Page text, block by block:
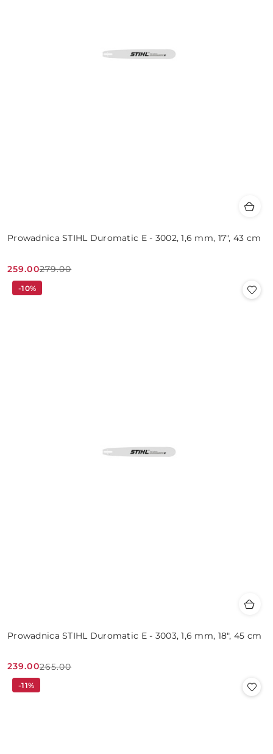
Prowadnica STIHL Duromatic E - 3002, 1,6 mm, 17", 43 cm
Cena
promocyjna:
259.00
Cena
przed
279.00
Prowadnica STIHL Duromatic E - 3003, 1,6 mm, 18", 45 cm
Cena
promocyjna:
239.00
Cena
przed
265.00
-10%
-11%